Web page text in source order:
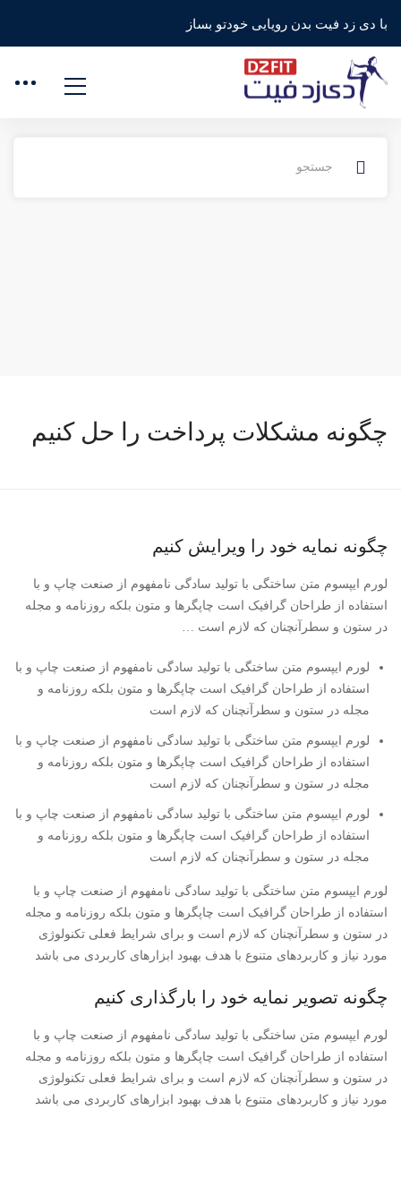
با دی زد فیت بدن رویایی خودتو بساز
خانه سوالات متداول دانشجو
چگونه مشکلات پرداخت را حل کنیم
چگونه ممکن است به شما کمک کنیم؟
چگونه مشکلات پرداخت را حل کنیم
چگونه نمایه خود را ویرایش کنیم
لورم ایپسوم متن ساختگی با تولید سادگی نامفهوم از صنعت چاپ و با
استفاده از طراحان گرافیک است چاپگرها و متون بلکه روزنامه و مجله
در ستون و سطرآنچنان که لازم است …
لورم ایپسوم متن ساختگی با تولید سادگی نامفهوم از صنعت چاپ و با
استفاده از طراحان گرافیک است چاپگرها و متون بلکه روزنامه و
مجله در ستون و سطرآنچنان که لازم است
لورم ایپسوم متن ساختگی با تولید سادگی نامفهوم از صنعت چاپ و با
استفاده از طراحان گرافیک است چاپگرها و متون بلکه روزنامه و
مجله در ستون و سطرآنچنان که لازم است
لورم ایپسوم متن ساختگی با تولید سادگی نامفهوم از صنعت چاپ و با
استفاده از طراحان گرافیک است چاپگرها و متون بلکه روزنامه و
مجله در ستون و سطرآنچنان که لازم است
لورم ایپسوم متن ساختگی با تولید سادگی نامفهوم از صنعت چاپ و با
استفاده از طراحان گرافیک است چاپگرها و متون بلکه روزنامه و مجله
در ستون و سطرآنچنان که لازم است و برای شرایط فعلی تکنولوژی
مورد نیاز و کاربردهای متنوع با هدف بهبود ابزارهای کاربردی می باشد
چگونه تصویر نمایه خود را بارگذاری کنیم
لورم ایپسوم متن ساختگی با تولید سادگی نامفهوم از صنعت چاپ و با
استفاده از طراحان گرافیک است چاپگرها و متون بلکه روزنامه و مجله
در ستون و سطرآنچنان که لازم است و برای شرایط فعلی تکنولوژی
مورد نیاز و کاربردهای متنوع با هدف بهبود ابزارهای کاربردی می باشد